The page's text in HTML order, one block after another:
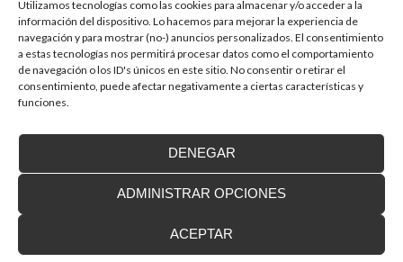
Utilizamos tecnologías como las cookies para almacenar y/o acceder a la
información del dispositivo. Lo hacemos para mejorar la experiencia de
navegación y para mostrar (no-) anuncios personalizados. El consentimiento
a estas tecnologías nos permitirá procesar datos como el comportamiento
de navegación o los ID's únicos en este sitio. No consentir o retirar el
consentimiento, puede afectar negativamente a ciertas características y
funciones.
ACEPTAR
DENEGAR
ADMINISTRAR OPCIONES
En la última década la accesibilidad universal se ha
convertido en una prioridad para...
Financiación a medida
Proyecto cofinanzado por el Fondo Europeo de Desarrollo Regional